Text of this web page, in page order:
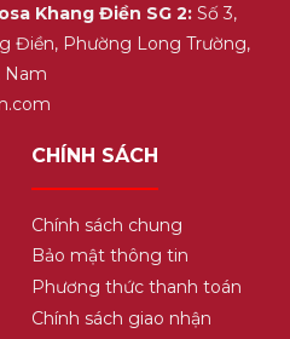
Khang Điền SG 2:Số 3,
Điền, Phường Long Trường,
Nam
CHÍNH SÁCH
Chính sách chung
Bảo mật thông tin
Phương thức thanh toán
Chính sách giao nhận